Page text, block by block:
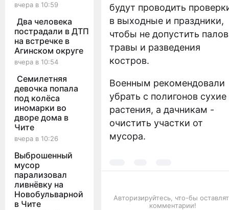
вчера в 10:59
Два человека
пострадали в ДТП
на встречке в
Агинском округе
вчера в 10:54
Семилетняя
девочка попала
под колёса
иномарки во
дворе дома в
Чите
вчера в 10:26
Выброшенный
мусор
парализовал
ливнёвку на
Новобульварной
в Чите
будут проводить
в выходные и праздники,
чтобы не допустить палов
травы и разведения
костров.
Военным рекомендовали
убрать с полигонов сухие
растения, а дачникам -
очистить участки от
мусора.
Авторизируйтесь, что-бы
комментарии!